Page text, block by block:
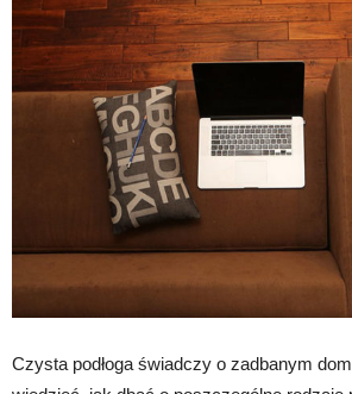
Czysta podłoga świadczy o zadbanym